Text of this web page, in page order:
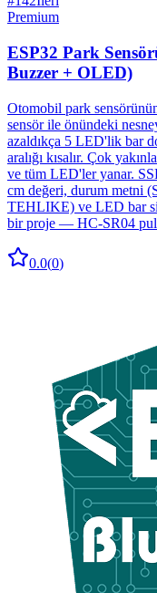
Premium
ESP32 Park
Buzzer + OLED)
Otomobil park
sensör ile önündeki
azaldıkça 5 LED'lik bar
aralığı kısalır. Çok
ve tüm LED'ler yanar.
cm değeri, durum
TEHLIKE) ve LED bar
bir proje — HC-SR04
0.0(0)